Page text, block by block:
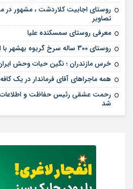
روستای اجابیت کلاردشت ، مشهور در
تصاویر
معرفی روستای سمسکنده علیا
روستای 300 ساله سرخ ‌گریوه بهشهر با اهالی کردستان + تصاویر
خرس مازندران ؛ نگین حیات وحش
همه ماجراهای آقای فرماندار در یک
رحمت عشقی رئیس حفاظت و اطلاعات
شد